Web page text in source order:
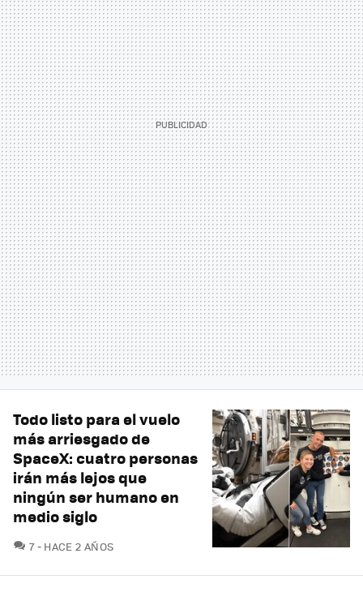
Todo listo para el vuelo
más arriesgado de
SpaceX: cuatro personas
irán más lejos que
ningún ser humano en
medio siglo
7COMENTARIOS
HACE 2 AÑOS